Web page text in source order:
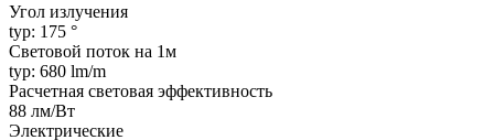
Угол излучения
typ: 175 °
Световой поток на 1м
typ: 680 lm/m
Расчетная световая эффективность
88 лм/Вт
Электрические